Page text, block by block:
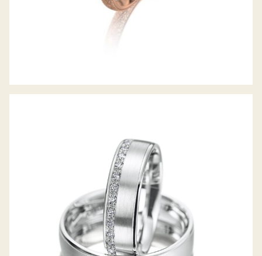
MEISTER TRAURINGE CLASSICS